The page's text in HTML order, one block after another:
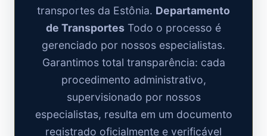
transportes da Estônia. Departamento
de Transportes Todo o processo é
gerenciado por nossos especialistas.
Garantimos total transparência: cada
procedimento administrativo,
supervisionado por nossos
especialistas, resulta em um documento
registrado oficialmente e verificável